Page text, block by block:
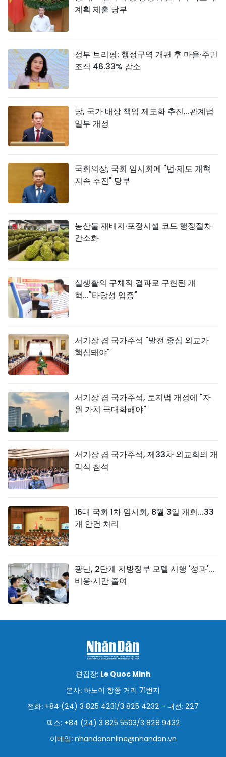
계획 제출 당부
정부 브리핑: 행정구역 개편 후 마을·주민
조직 46.33% 감소
당, 국가 배상 책임 제도화 추진...관계법
일부 개정
국회의장, 국회 임시회에 "법·제도 개혁
지속 추진" 당부
농산물 재배지·포장시설 코드 행정절차
간소화
실생활의 구체적 결과로 구현된 개
혁..."타당성 입증"
서기장 겸 국가주석 "발전 중심 외교가
핵심돼야"
서기장 겸 국가주석, 토지법 개정에 "자
원 가치 극대화해야"
서기장 겸 국가주석, 제33차 외교회의 개
막식 참석
16대 국회 1차 임시회, 8월 3일 개회...33
개 안건 처리
꽝닌, 2단계 지방정부 모델 시행 '성과'...
비용·시간 줄여
편집장: Le Quoc Minh
본사: 하노이 항쫑 거리 71번지
전화: +84 (24) 3 825 4231/3 825 4232 - 내선: 227
팩스: +84 (24) 3 825 5593/3 828 9432
이메일: nhandanonline@nhandan.vn